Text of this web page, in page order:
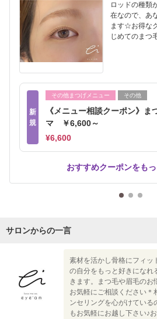
ロッドの種類
在なので、あ
ます☆お得な
じめてのまつ
新
規
その他まつげメニュー その他
《メニュー相談クーポン》ま
マ ￥6,600～
¥6,600
おすすめクーポンをも
サロンからの一言
素材を活かし骨格にフィッ
の自分をもっと好きになれ
きます。まつ毛や眉毛のお
お気軽にご相談ください＊
ンセリングを心がけている
もお気軽にお越し下さい♪